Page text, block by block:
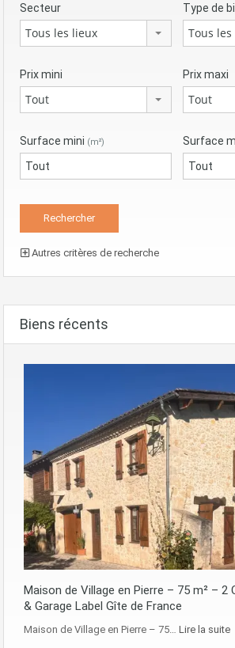
Secteur
Tous les lieux
Type de
Tous les
Prix mini
Tout
Prix maxi
Tout
Surface mini (m²) Surface
Autres critères de recherche
Biens récents
Maison de Village en Pierre – 75 m² – 2
& Garage Label Gîte de France
Maison de Village en Pierre – 75… Lire la suite